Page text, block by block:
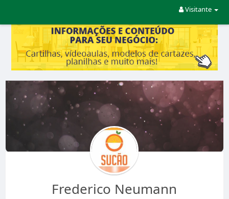
Visitante
Frederico Neumann